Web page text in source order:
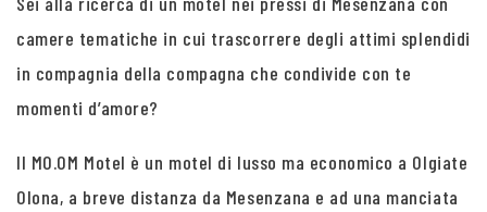
camere tematiche in cui trascorrere degli attimi splendidi
in compagnia della compagna che condivide con te
momenti d’amore?
Il MO.OM Motel è un motel di lusso ma economico a Olgiate
Olona, a breve distanza da Mesenzana e ad una manciata